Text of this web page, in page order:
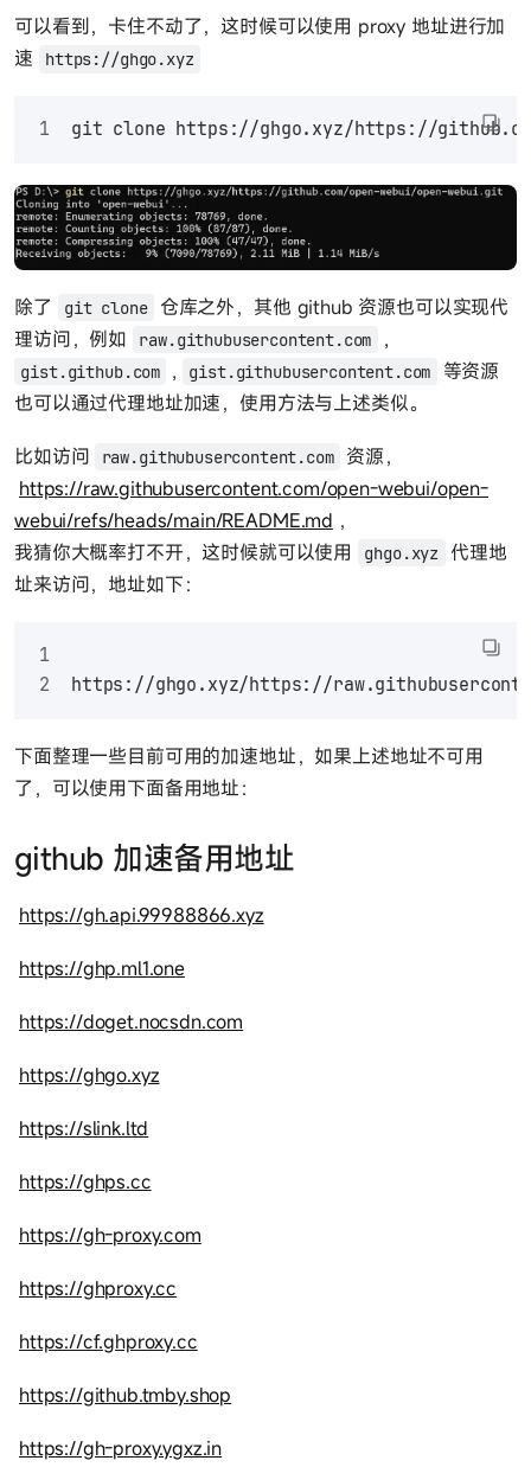
可以看到，卡住不动了，这时候可以使用 proxy 地址进行加
速
https://ghgo.xyz
git clone https://ghgo.xyz/https://
除了 git clone
仓库之外，其他 github 资源也可以实现代
理访问，例如
raw.githubusercontent.com ,
gist.github.com , gist.githubusercontent.com
等资源
也可以通过代理地址加速，使用方法与上述类似。
比如访问 raw.githubusercontent.com
资源，
https://raw.githubusercontent.com/open-webui/open-
webui/refs/heads/main/README.md ，
我猜你大概率打不开，这时候就可以使用
ghgo.xyz
代理地
址来访问，地址如下：
https://ghgo.xyz/https://
下面整理一些目前可用的加速地址，如果上述地址不可用
了，可以使用下面备用地址：
github 加速备用地址
https://gh.api.99988866.xyz
https://ghp.ml1.one
https://doget.nocsdn.com
https://ghgo.xyz
https://slink.ltd
https://ghps.cc
https://gh-proxy.com
https://ghproxy.cc
https://cf.ghproxy.cc
https://github.tmby.shop
https://gh-proxy.ygxz.in